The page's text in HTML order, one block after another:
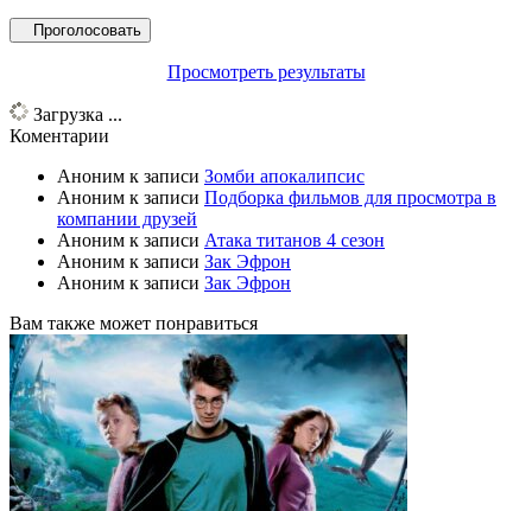
Просмотреть результаты
Загрузка ...
Коментарии
Аноним к записи Зомби апокалипсис
Аноним к записи Подборка фильмов для просмотра в
компании друзей
Аноним к записи Атака титанов 4 сезон
Аноним к записи Зак Эфрон
Аноним к записи Зак Эфрон
Вам также может понравиться